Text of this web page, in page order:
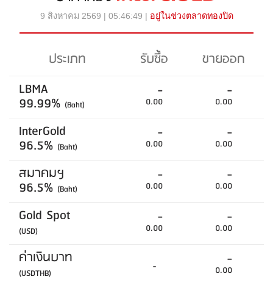
9 สิงหาคม 2569 | 05:46:49 | อยู่ในช่วงตลาดทองปิด
ประเภท รับซื้อ
ขายออก
LBMA
99.99% (Baht)
-
0.00
-
0.00
InterGold
96.5% (Baht)
-
0.00
-
0.00
สมาคมฯ
96.5% (Baht)
-
0.00
-
0.00
Gold Spot
(USD)
-
0.00
-
0.00
ค่าเงินบาท
(USDTHB) - -
0.00